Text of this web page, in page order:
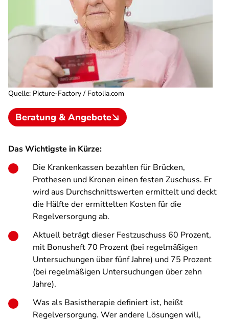
Quelle: Picture-Factory / Fotolia.com
Beratung & Angebote
Das Wichtigste in Kürze:
Die Krankenkassen bezahlen für Brücken,
Prothesen und Kronen einen festen Zuschuss. Er
wird aus Durchschnittswerten ermittelt und deckt
die Hälfte der ermittelten Kosten für die
Regelversorgung ab.
Aktuell beträgt dieser Festzuschuss 60 Prozent,
mit Bonusheft 70 Prozent (bei regelmäßigen
Untersuchungen über fünf Jahre) und 75 Prozent
(bei regelmäßigen Untersuchungen über zehn
Jahre).
Was als Basistherapie definiert ist, heißt
Regelversorgung. Wer andere Lösungen will,